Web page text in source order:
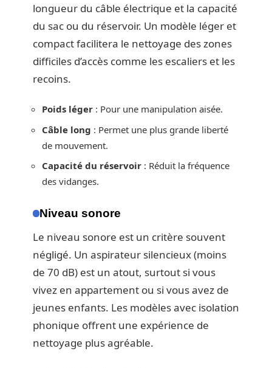
longueur du câble électrique et la capacité
du sac ou du réservoir. Un modèle léger et
compact facilitera le nettoyage des zones
difficiles d’accès comme les escaliers et les
recoins.
Poids léger : Pour une manipulation aisée.
Câble long : Permet une plus grande liberté
de mouvement.
Capacité du réservoir : Réduit la fréquence
des vidanges.
Niveau sonore
Le niveau sonore est un critère souvent
négligé. Un aspirateur silencieux (moins
de 70 dB) est un atout, surtout si vous
vivez en appartement ou si vous avez de
jeunes enfants. Les modèles avec isolation
phonique offrent une expérience de
nettoyage plus agréable.